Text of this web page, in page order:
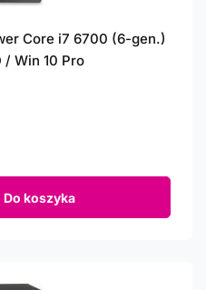
Core i7 6700 (6-gen.)
/ Win 10 Pro
Do koszyka